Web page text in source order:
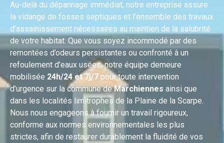
Au-delà du dépannage immédiat, notre entreprise assure
la vidange de fosses septiques et l’ensemble des travaux
d’assainissement nécessaires au maintien de la salubrité
de votre habitat. Que vous soyez incommodé par des
remontées d’odeurs persistantes ou confronté à un
refoulement d’eaux usées, notre équipe demeure
mobilisée 24h/24 et 7j/7 pour toute intervention
d’urgence sur la commune deMarchiennes ainsi que
dans les localités limitrophes de la Plaine de la Scarpe.
Nous nous engageons à fournir un travail rigoureux,
conforme aux normes environnementales les plus
strictes, afin de restaurer durablement la fluidité de vos